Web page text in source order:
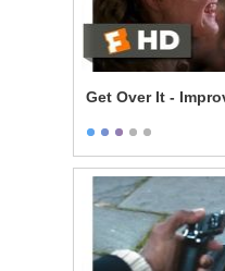
Get Over It -